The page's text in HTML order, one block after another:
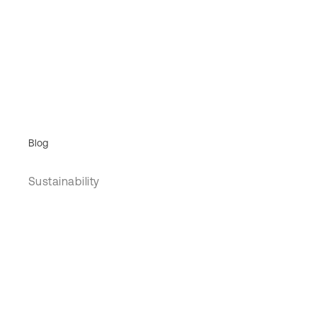
Blog
Sustainability